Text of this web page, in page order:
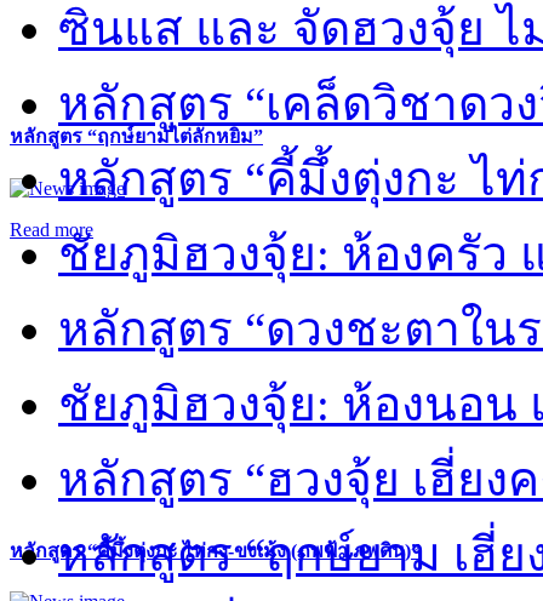
หลักสูตร “ฤกษ์ยามไต่ลักหยิ่ม”
Read more
หลักสูตร “คี้มึ้งตุ่งกะ ไท่กง-ขงเม้ง (ภพฟ้า ภพดิน)”
ซินแส และ จัดฮวงจุ้ย ไ
หลักสูตร “เคล็ดวิชาดว
หลักสูตร “คี้มึ้งตุ่งกะ ไ
ชัยภูมิฮวงจุ้ย: ห้องครัว
หลักสูตร “ดวงชะตาใน
ชัยภูมิฮวงจุ้ย: ห้องนอน
หลักสูตร “ฮวงจุ้ย เฮี่ยง
หลักสูตร “ฤกษ์ยาม เฮี่ย